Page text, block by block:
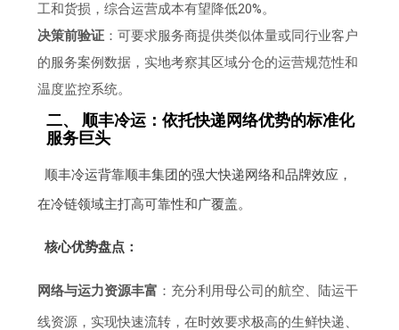
工和货损，综合运营成本有望降低20%。
决策前验证 ：可要求服务商提供类似体量或同行业客户
的服务案例数据，实地考察其区域分仓的运营规范性和
温度监控系统。
二、 顺丰冷运：依托快递网络优势的标准化
服务巨头
顺丰冷运背靠顺丰集团的强大快递网络和品牌效应，
在冷链领域主打高可靠性和广覆盖。
核心优势盘点：
网络与运力资源丰富 ：充分利用母公司的航空、陆运干
线资源，实现快速流转，在时效要求极高的生鲜快递、